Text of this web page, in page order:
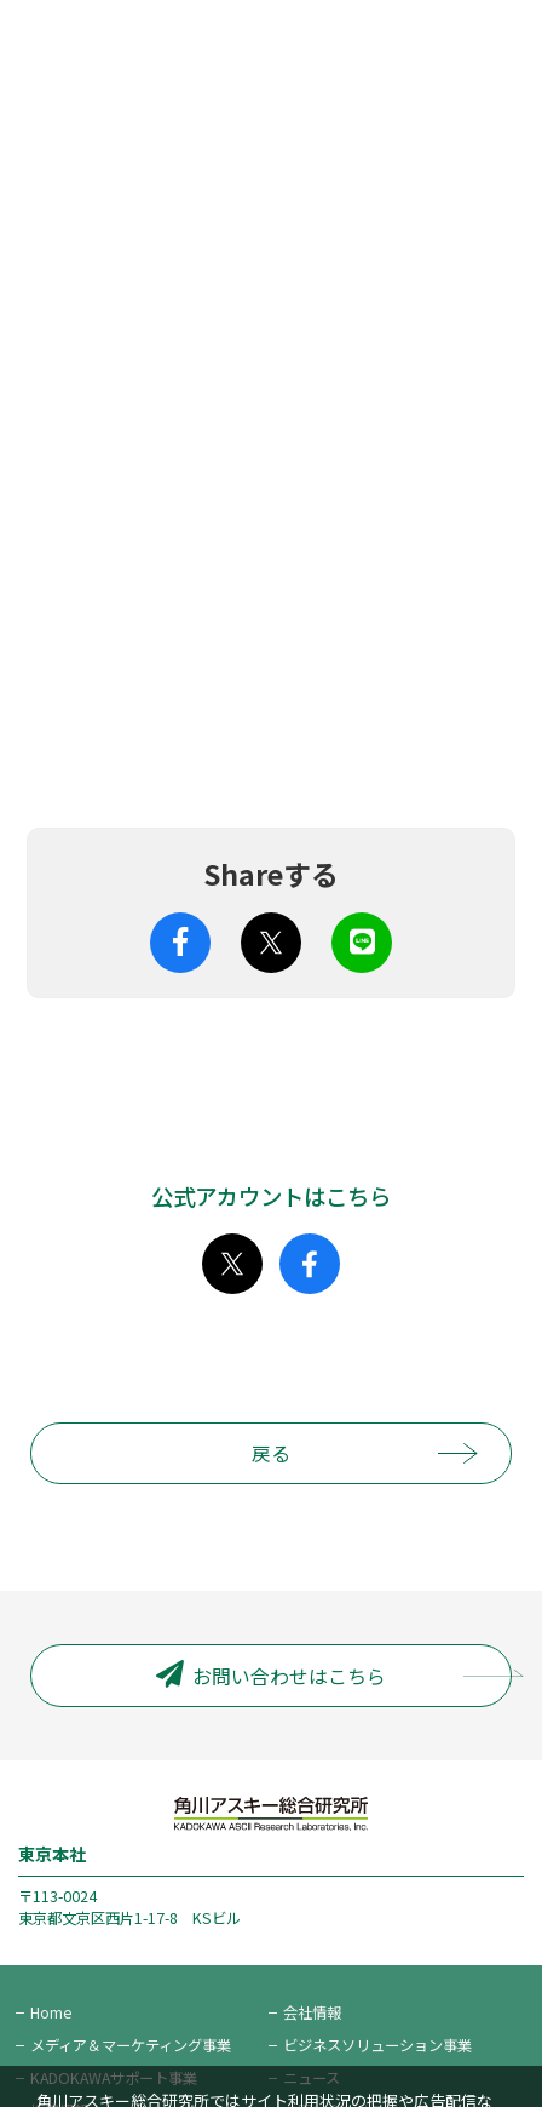
Shareする
公式アカウントはこちら
戻る
お問い合わせはこちら
東京本社
〒113-0024
東京都文京区西片1-17-8 KSビル
Home
会社情報
メディア＆マーケティング事業 ビジネスソリューション事業
KADOKAWAサポート事業
ニュース
角川アスキー総合研究所ではサイト利用状況の把握や広告配信な